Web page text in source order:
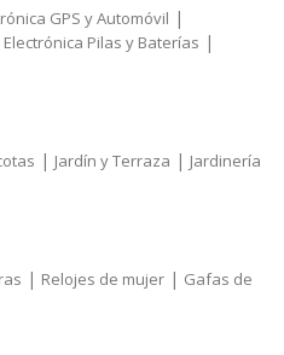
GPS y Automóvil |
Electrónica Pilas y Baterías |
| Jardín y Terraza | Jardinería
| Relojes de mujer | Gafas de